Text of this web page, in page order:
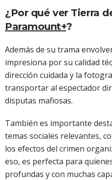
¿Por qué ver Tierra
Paramount+?
Además de su trama
impresiona por su calidad
dirección cuidada y la
transportar al espectador
disputas mafiosas.
También es importante
temas sociales relevantes,
los efectos del crimen
eso, es perfecta para
profundas y con muchas